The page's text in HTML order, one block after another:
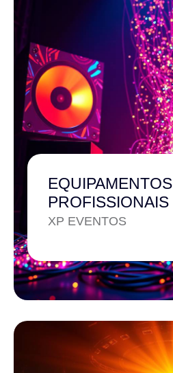
EQUIPAMENTOS
PROFISSIONAIS
XP EVENTOS